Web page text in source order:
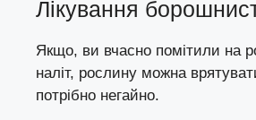
Лікування
Якщо, ви вчасно помітили на
наліт, рослину можна
потрібно негайно.